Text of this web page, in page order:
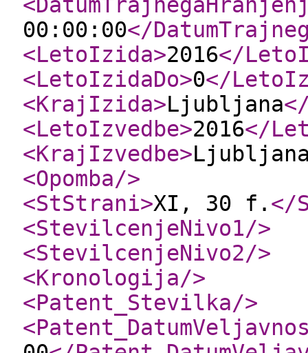
00:00:00</
<LetoIzida>2016</
<LetoIzidaDo>0</
<KrajIzida>Ljubljana
<LetoIzvedbe>2016</
<KrajIzvedbe>
<Opomba/>
<StStrani>XI, 30 f. </
<StevilcenjeNivo1/>
<StevilcenjeNivo2/>
<Kronologija/>
<Patent_Stevilka/>